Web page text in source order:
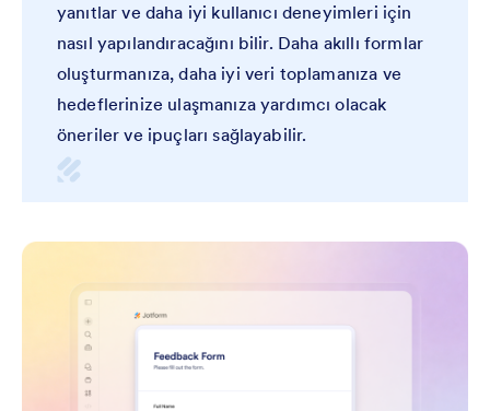
yanıtlar ve daha iyi kullanıcı deneyimleri için
nasıl yapılandıracağını bilir. Daha akıllı formlar
oluşturmanıza, daha iyi veri toplamanıza ve
hedeflerinize ulaşmanıza yardımcı olacak
öneriler ve ipuçları sağlayabilir.